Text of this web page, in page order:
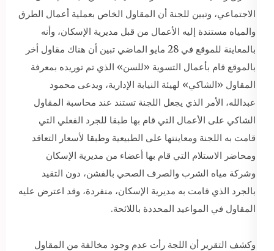
الاجتماعي، وتبين للجنة أن المقاول الخاص بعملية أعمال الطرق
والمياه مستندة إليه الأعمال من قبل مديرية الإسكان، وأنه
بالمعاينة للموقع في 28 مايو الماضي تبين أن هناك مقاول أخر
بالموقع قام بأعمال التسوية «للسن» الذي تم توريده بمعرفة
المقاول «الشاكي» لهيئة النيابة الإدارية، ويدعى محمود
عبدالله، الأمر الذي يجعل اللجنة تستند عند محاسبة المقاول
الشاكي على الأعمال التي قام بها طبقا للجرد الفعلي التي
قامت به اللجنة ومعاينتها على الطبيعية وطبقا لأسعار التعاقد
ومحاضر الاستلام التي قام بها أعضاء من مديرية الإسكان
وشركة مياه الشرب والصرف الصحي بالفشن، دون التقيد
بالجرد الذي قامت به مديرية الإسكان، منفردة، وقد اعترض عليه
المقاول في المواعيد المحددة باللائحة.
وكشف التقرير أن اللجة رأت عدم وجود مخالفة من المقاول